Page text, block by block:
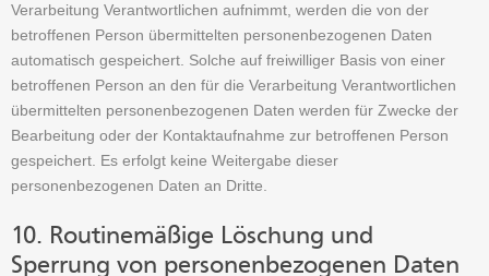
Verarbeitung Verantwortlichen aufnimmt, werden die von der
betroffenen Person übermittelten personenbezogenen Daten
automatisch gespeichert. Solche auf freiwilliger Basis von einer
betroffenen Person an den für die Verarbeitung Verantwortlichen
übermittelten personenbezogenen Daten werden für Zwecke der
Bearbeitung oder der Kontaktaufnahme zur betroffenen Person
gespeichert. Es erfolgt keine Weitergabe dieser
personenbezogenen Daten an Dritte.
10. Routinemäßige Löschung und
Sperrung von personenbezogenen Daten